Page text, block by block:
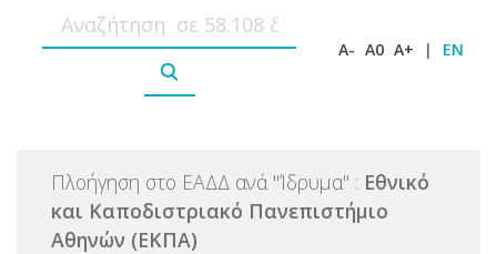
A- A0 A+ | EN
Πλοήγηση στο ΕΑΔΔ ανά "Ίδρυμα" : Εθνικό
και Καποδιστριακό Πανεπιστήμιο
Αθηνών (ΕΚΠΑ)